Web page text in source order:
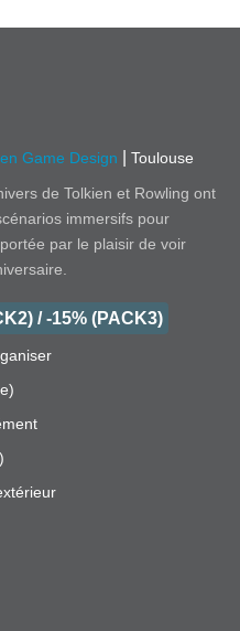
Game Design
Toulouse
de Tolkien et Rowling ont
immersifs pour
par le plaisir de voir
/ -15% (PACK3)